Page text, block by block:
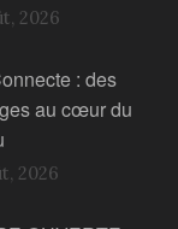
2026
: des
au cœur du
2026